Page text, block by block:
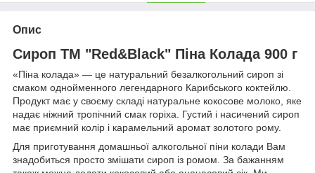
Опис
Сироп ТМ "Red&Black" Піна Колада 900 г
«Піна колада» — це натуральний безалкогольний сироп зі
смаком однойменного легендарного Карибського коктейлю.
Продукт має у своєму складі натуральне кокосове молоко, яке
надає ніжний тропічний смак горіха. Густий і насичений сироп
має приємний колір і карамельний аромат золотого рому.
Для приготування домашньої алкогольної піни колади Вам
знадобиться просто змішати сироп із ромом. За бажанням